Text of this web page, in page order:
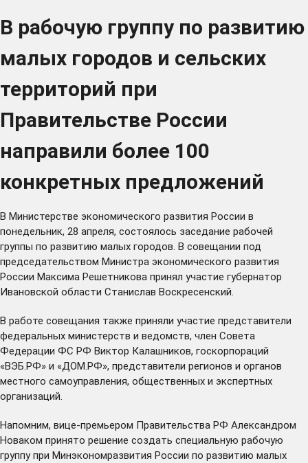
В рабочую группу по развитию
малых городов и сельских
территорий при
Правительстве России
направили более 100
конкретных предложений
В Министерстве экономического развития России в
понедельник, 28 апреля, состоялось заседание рабочей
группы по развитию малых городов. В совещании под
председательством Министра экономического развития
России Максима Решетникова принял участие губернатор
Ивановской области Станислав Воскресенский.
В работе совещания также приняли участие представители
федеральных министерств и ведомств, член Совета
Федерации ФС РФ Виктор Калашников, госкорпораций
«ВЭБ.РФ» и «ДОМ.РФ», представители регионов и органов
местного самоуправления, общественных и экспертных
организаций.
Напомним, вице-премьером Правительства РФ Александром
Новаком принято решение создать специальную рабочую
группу при Минэкономразвития России по развитию малых